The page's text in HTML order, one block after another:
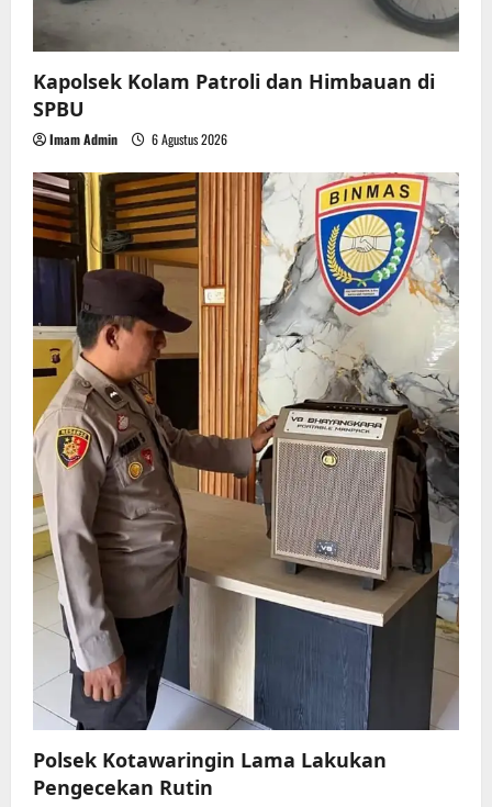
Kapolsek Kolam Patroli dan Himbauan di
SPBU
Imam Admin 6 Agustus 2026
Polsek Kotawaringin Lama Lakukan
Pengecekan Rutin